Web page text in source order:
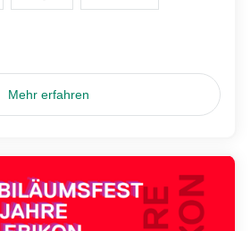
Mehr erfahren